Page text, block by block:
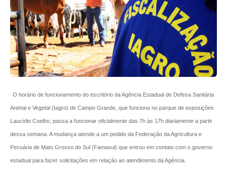
O horário de funcionamento do escritório da Agência Estadual de Defesa Sanitária
Animal e Vegetal (Iagro) de Campo Grande, que funciona no parque de exposições
Laucídio Coelho, passa a funcionar oficialmente das 7h às 17h diariamente a partir
dessa semana. A mudança atende a um pedido da Federação da Agricultura e
Pecuária de Mato Grosso do Sul (Famasul) que entrou em contato com o governo
estadual para fazer solicitações em relação ao atendimento da Agência.